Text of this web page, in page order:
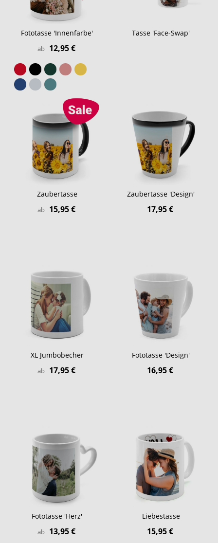
Fototasse 'Innenfarbe'
ab 12,95 €
Tasse 'Face-Swap'
Zaubertasse
ab 15,95 €
Zaubertasse 'Design'
17,95 €
XL Jumbobecher
ab 17,95 €
Fototasse 'Design'
16,95 €
Fototasse 'Herz'
ab 13,95 €
Liebestasse
15,95 €